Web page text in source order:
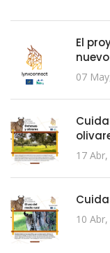
El
07
17
10